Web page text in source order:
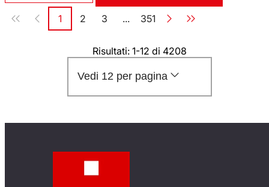
Paginazione
Pagina
1 Pagina
2 Pagina
3 ... Pagina
351
Risultati: 1-12 di 4208
Vedi 12 per pagina